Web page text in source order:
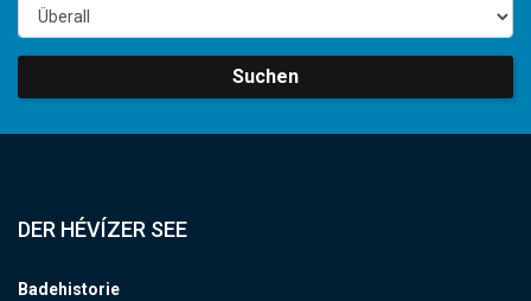
Suchen
DER HÉVÍZER SEE
Badehistorie